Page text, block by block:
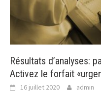
Résultats d’analyses:
Activez le forfait
16 juillet 2020 admin